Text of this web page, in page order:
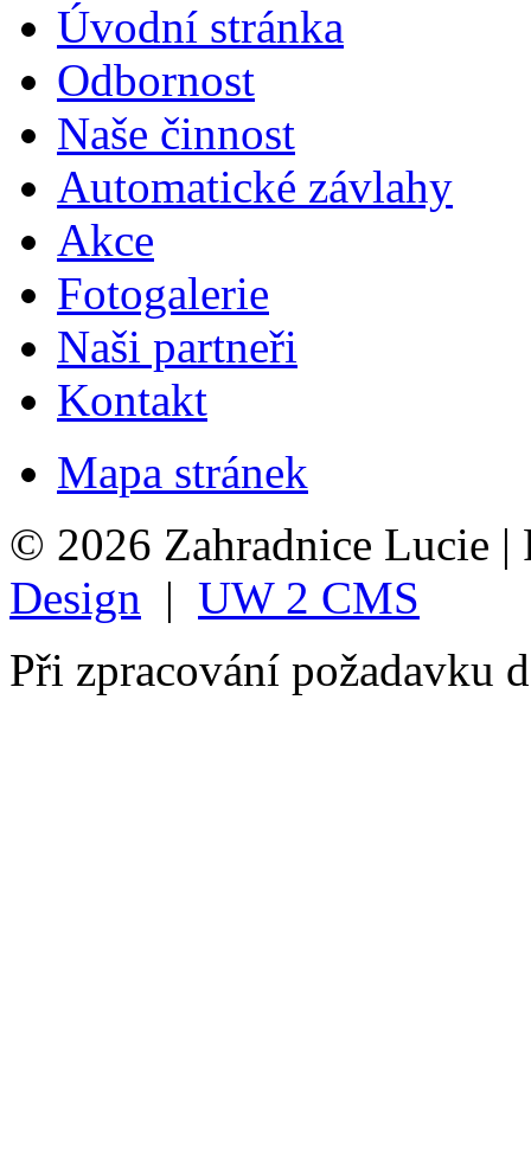
Úvodní stránka
Odbornost
Naše činnost
Automatické závlahy
Akce
Fotogalerie
Naši partneři
Kontakt
Mapa stránek
© 2026 Zahradnice Lucie |
Design | UW 2 CMS
Při zpracování požadavku